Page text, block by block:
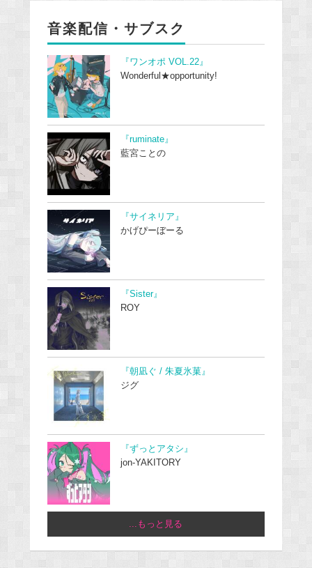
音楽配信・サブスク
『ワンオポ VOL.22』
Wonderful★opportunity!
『ruminate』
藍宮ことの
『サイネリア』
かげぴーぼーる
『Sister』
ROY
『朝凪ぐ / 朱夏氷菓』
ジグ
『ずっとアタシ』
jon-YAKITORY
...もっと見る